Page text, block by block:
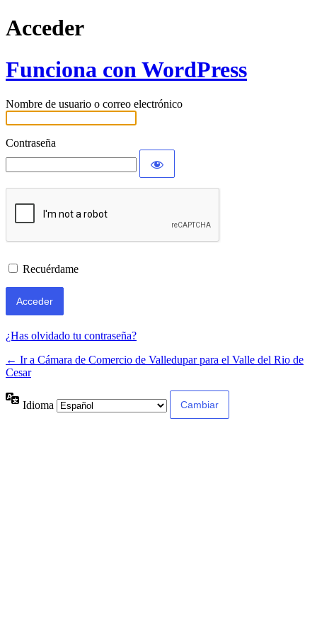
Acceder
Funciona con WordPress
Nombre de usuario o correo electrónico
Contraseña
Recuérdame
¿Has olvidado tu contraseña?
← Ir a Cámara de Comercio de Valledupar para el Valle del Rio de
Cesar
Idioma